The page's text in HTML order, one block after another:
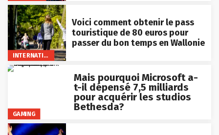
INTERNATIONAL
Voici comment obtenir le pass
touristique de 80 euros pour
passer du bon temps en Wallonie
GAMING
Mais pourquoi Microsoft a-
t-il dépensé 7,5 milliards
pour acquérir les studios
Bethesda?